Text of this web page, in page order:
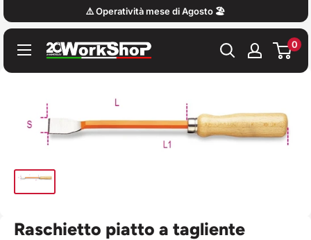
al
contenuto
⚠️ Operatività mese di Agosto 🏖️
Work
0
Raschietto piatto a tagliente